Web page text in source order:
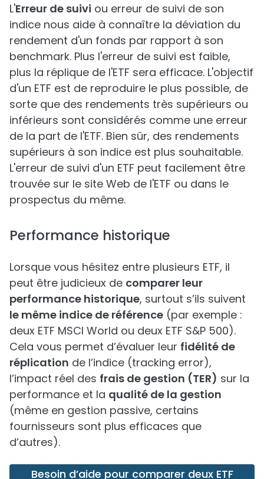
L'Erreur de suivi ou erreur de suivi de son
indice nous aide à connaître la déviation du
rendement d'un fonds par rapport à son
benchmark. Plus l'erreur de suivi est faible,
plus la réplique de l'ETF sera efficace. L'objectif
d'un ETF est de reproduire le plus possible, de
sorte que des rendements très supérieurs ou
inférieurs sont considérés comme une erreur
de la part de l'ETF. Bien sûr, des rendements
supérieurs à son indice est plus souhaitable.
L'erreur de suivi d'un ETF peut facilement être
trouvée sur le site Web de l'ETF ou dans le
prospectus du même.
Performance historique
Lorsque vous hésitez entre plusieurs ETF, il
peut être judicieux de comparer leur
performance historique, surtout s’ils suivent
le même indice de référence (par exemple :
deux ETF MSCI World ou deux ETF S&P 500).
Cela vous permet d’évaluer leur fidélité de
réplication de l’indice (tracking error),
l’impact réel des frais de gestion (TER) sur la
performance et la qualité de la gestion
(même en gestion passive, certains
fournisseurs sont plus efficaces que
d’autres).
Besoin d’aide pour comparer deux ETF